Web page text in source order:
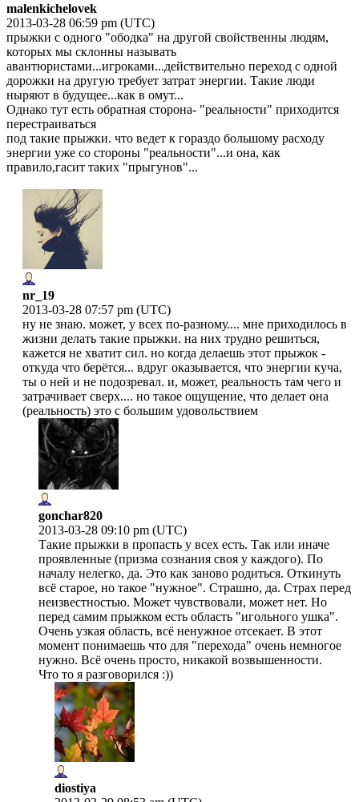
malenkichelovek
2013-03-28 06:59 pm (UTC)
прыжки с одного "ободка" на другой свойственны людям,
которых мы склонны называть
авантюристами...игроками...действительно переход с одной
дорожки на другую требует затрат энергии. Такие люди
ныряют в будущее...как в омут...
Однако тут есть обратная сторона- "реальности" приходится
перестраиваться
под такие прыжки. что ведет к гораздо большому расходу
энергии уже со стороны "реальности"...и она, как
правило,гасит таких "прыгунов"...
nr_19
2013-03-28 07:57 pm (UTC)
ну не знаю. может, у всех по-разному.... мне приходилось в
жизни делать такие прыжки. на них трудно решиться,
кажется не хватит сил. но когда делаешь этот прыжок -
откуда что берётся... вдруг оказывается, что энергии куча,
ты о ней и не подозревал. и, может, реальность там чего и
затрачивает сверх.... но такое ощущение, что делает она
(реальность) это с большим удовольствием
gonchar820
2013-03-28 09:10 pm (UTC)
Такие прыжки в пропасть у всех есть. Так или иначе
проявленные (призма сознания своя у каждого). По
началу нелегко, да. Это как заново родиться. Откинуть
всё старое, но такое "нужное". Страшно, да. Страх перед
неизвестностью. Может чувствовали, может нет. Но
перед самим прыжком есть область "игольного ушка".
Очень узкая область, всё ненужное отсекает. В этот
момент понимаешь что для "перехода" очень немногое
нужно. Всё очень просто, никакой возвышенности.
Что то я разговорился :))
diostiya